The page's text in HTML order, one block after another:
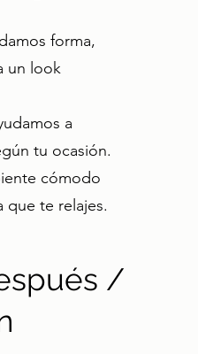
forma,
un look
a
tu ocasión.
cómodo
que te relajes.
/